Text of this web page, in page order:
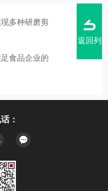
多种研磨剪
食品企业的
返回列
：